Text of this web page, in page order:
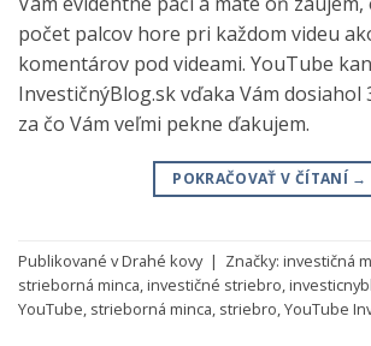
počet palcov hore pri každom videu
komentárov pod videami. YouTube
InvestičnýBlog.sk vďaka Vám dosiahol
za čo Vám veľmi pekne ďakujem.
POKRAČOVAŤ V ČÍTANÍ →
Publikované vDrahé kovy | Značky: investičná
strieborná minca,investičné striebro,
YouTube, strieborná minca, striebro,YouTube